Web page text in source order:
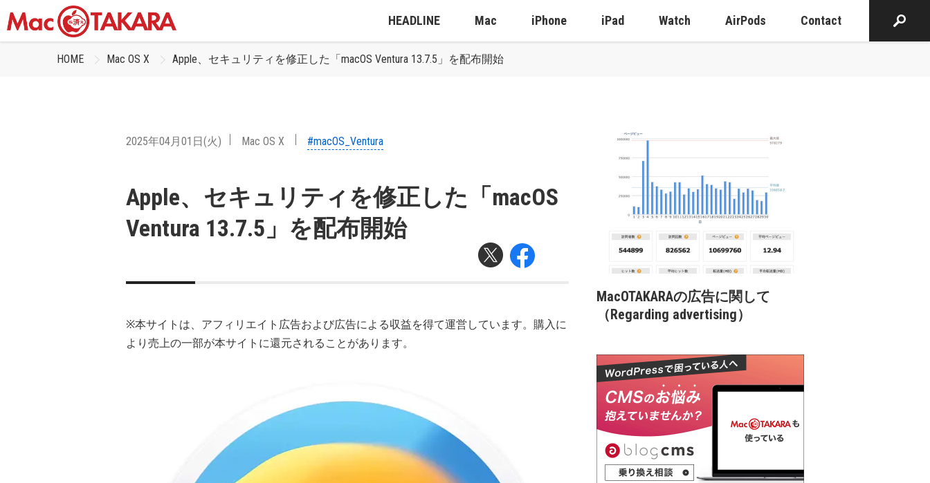
HEADLINE Mac iPhone iPad Watch AirPods Contact
HOME Mac OS X Apple、セキュリティを修正した「macOS Ventura 13.7.5」を配布開始
2025年04月01日(火) Mac OS X #macOS_Ventura
Apple、セキュリティを修正した「macOS
Ventura 13.7.5」を配布開始
※本サイトは、アフィリエイト広告および広告による収益を得て運営しています。購入に
より売上の一部が本サイトに還元されることがあります。
MacOTAKARAの広告に関して
（Regarding advertising）